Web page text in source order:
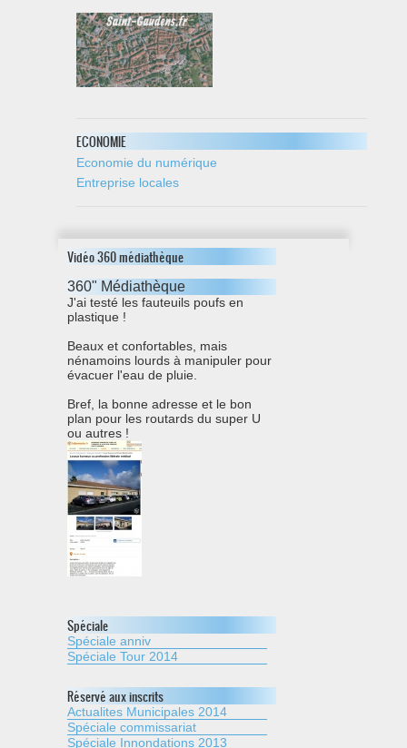
ECONOMIE
Economie du numérique
Entreprise locales
Vidéo 360 médiathèque
360" Médiathèque
J'ai testé les fauteuils poufs en
plastique !
Beaux et confortables, mais
nénamoins lourds à manipuler pour
évacuer l'eau de pluie.
Bref, la bonne adresse et le bon
plan pour les routards du super U
ou autres !
Spéciale
Spéciale anniv
Spéciale Tour 2014
Réservé aux inscrits
Actualites Municipales 2014
Spéciale commissariat
Spéciale Innondations 2013